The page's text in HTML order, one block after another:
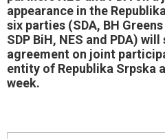
appearance in the
six parties (SDA, BH
SDP BiH, NES and PDA)
agreement on joint
entity of Republika Srpska
week.